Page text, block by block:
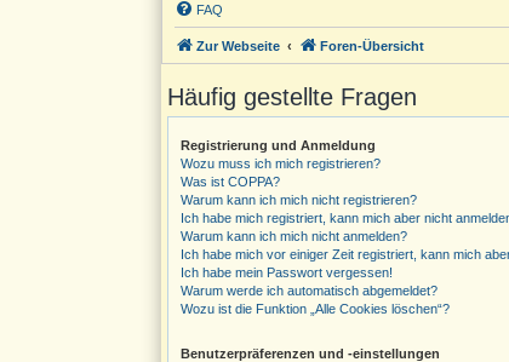
FAQ
Zur Webseite Foren-Übersicht
Häufig gestellte Fragen
Registrierung und Anmeldung
Wozu muss ich mich registrieren?
Was ist COPPA?
Warum kann ich mich nicht registrieren?
Ich habe mich registriert, kann mich aber nicht
Warum kann ich mich nicht anmelden?
Ich habe mich vor einiger Zeit registriert, kann mich
Ich habe mein Passwort vergessen!
Warum werde ich automatisch abgemeldet?
Wozu ist die Funktion „Alle Cookies löschen“?
Benutzerpräferenzen und -einstellungen